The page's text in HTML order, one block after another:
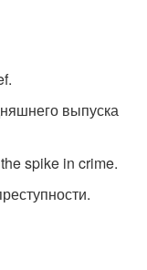
выпуска
spike in crime.